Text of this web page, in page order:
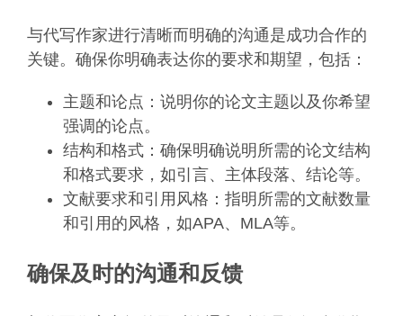
与代写作家进行清晰而明确的沟通是成功合作的
关键。确保你明确表达你的要求和期望，包括：
主题和论点：说明你的论文主题以及你希望
强调的论点。
结构和格式：确保明确说明所需的论文结构
和格式要求，如引言、主体段落、结论等。
文献要求和引用风格：指明所需的文献数量
和引用的风格，如APA、MLA等。
确保及时的沟通和反馈